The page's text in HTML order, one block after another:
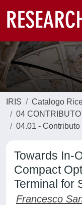
IRIS
Catalogo
04
04.01 -
Towards In-
Compact
Terminal for
Francesco